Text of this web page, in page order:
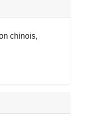
chinois,